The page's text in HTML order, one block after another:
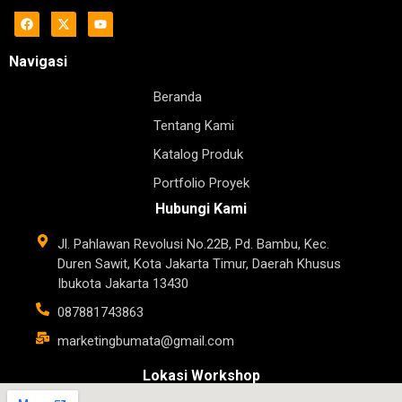
Navigasi
Beranda
Tentang Kami
Katalog Produk
Portfolio Proyek
Hubungi Kami
Jl. Pahlawan Revolusi No.22B, Pd. Bambu, Kec.
Duren Sawit, Kota Jakarta Timur, Daerah Khusus
Ibukota Jakarta 13430
087881743863
marketingbumata@gmail.com
Lokasi Workshop